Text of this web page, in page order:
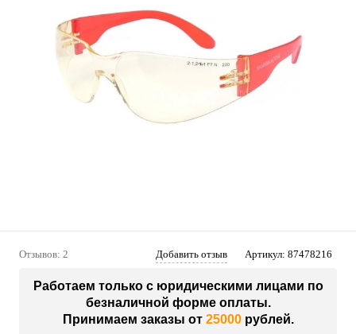
Отзывов: 2 Добавить отзыв Артикул: 87478216
Работаем только с юридическими лицами по
безналичной форме оплаты.
Принимаем заказы от 25000рублей.